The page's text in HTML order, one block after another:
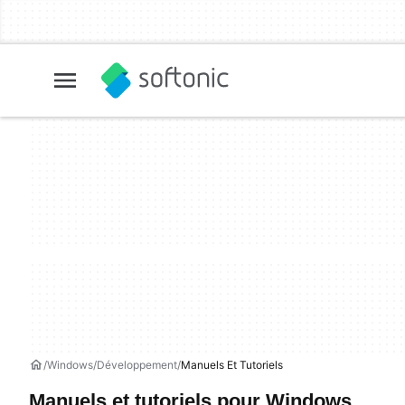
Windows Développement Manuels Et Tutoriels